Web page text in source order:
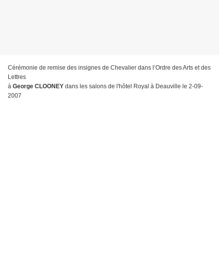
Cérémonie de remise des insignes de Chevalier dans l’Ordre des Arts et des
Lettres
à George CLOONEY dans les salons de l'hôtel Royal à Deauville le 2-09-
2007